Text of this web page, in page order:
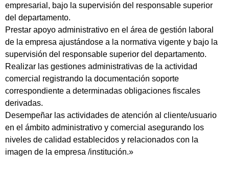
empresarial, bajo la supervisión del responsable superior
del departamento.
Prestar apoyo administrativo en el área de gestión laboral
de la empresa ajustándose a la normativa vigente y bajo la
supervisión del responsable superior del departamento.
Realizar las gestiones administrativas de la actividad
comercial registrando la documentación soporte
correspondiente a determinadas obligaciones fiscales
derivadas.
Desempeñar las actividades de atención al cliente/usuario
en el ámbito administrativo y comercial asegurando los
niveles de calidad establecidos y relacionados con la
imagen de la empresa /institución.»